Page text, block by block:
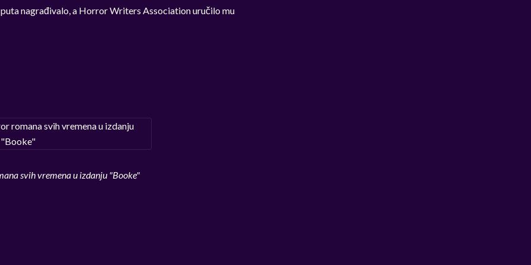
nagrađivalo, a Horror Writers Association uručilo mu
svih vremena u izdanju "Booke"